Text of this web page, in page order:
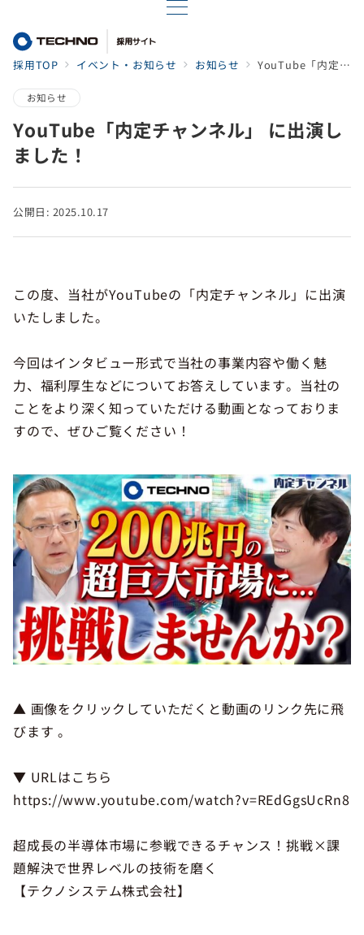
採用TOP イベント・お知らせ お知らせ YouTube「内定チャンネル」 に出演しました！
お知らせ
YouTube「内定チャンネル」 に出演し
ました！
公開日: 2025.10.17
この度、当社がYouTubeの「内定チャンネル」に出演
いたしました。
今回はインタビュー形式で当社の事業内容や働く魅
力、福利厚生などについてお答えしています。当社の
ことをより深く知っていただける動画となっておりま
すので、ぜひご覧ください！
▲ 画像をクリックしていただくと動画のリンク先に飛
びます 。
▼ URLはこちら
https://www.youtube.com/watch?v=REdGgsUcRn8
超成長の半導体市場に参戦できるチャンス！挑戦×課
題解決で世界レベルの技術を磨く
【テクノシステム株式会社】